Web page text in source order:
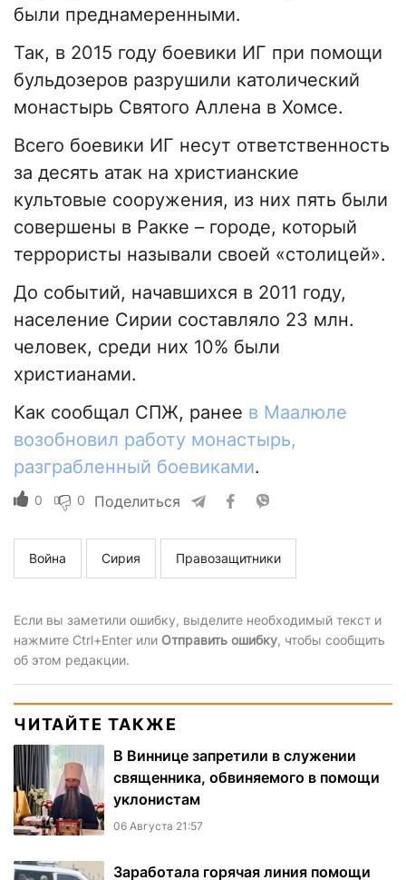
были преднамеренными.
Так, в 2015 году боевики ИГ при помощи
бульдозеров разрушили католический
монастырь Святого Аллена в Хомсе.
Всего боевики ИГ несут ответственность
за десять атак на христианские
культовые сооружения, из них пять были
совершены в Ракке – городе, который
террористы называли своей «столицей».
До событий, начавшихся в 2011 году,
население Сирии составляло 23 млн.
человек, среди них 10% были
христианами.
Как сообщал СПЖ, ранее в Маалюле
возобновил работу монастырь,
разграбленный боевиками.
0 0 Поделиться
Война Сирия Правозащитники
Если вы заметили ошибку, выделите необходимый текст и
нажмите Ctrl+Enter или Отправить ошибку, чтобы сообщить
об этом редакции.
ЧИТАЙТЕ ТАКЖЕ
В Виннице запретили в служении
священника, обвиняемого в помощи
уклонистам
06 Августа 21:57
Заработала горячая линия помощи